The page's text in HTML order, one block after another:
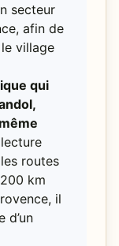
secteur
afin de
village
qui
routes
km
il
d’un